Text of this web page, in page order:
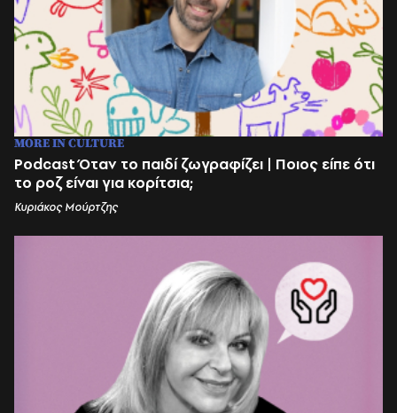
MORE IN CULTURE
Podcast Όταν το παιδί ζωγραφίζει | Ποιος είπε ότι
το ροζ είναι για κορίτσια;
Κυριάκος Μούρτζης